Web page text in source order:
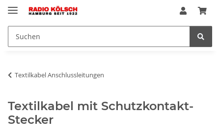
Textilkabel Anschlussleitungen
Textilkabel mit Schutzkontakt-
Stecker